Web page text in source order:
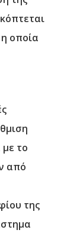
οποία
το
από
της